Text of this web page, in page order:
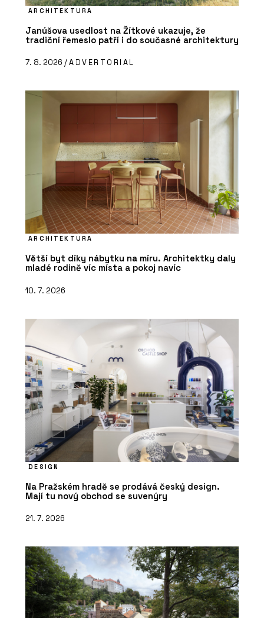
Zvenku moderní a účelná
architektura, uvnitř kvalitní prostory
pro výuku a velkorysé atrium – novou
budovu ekonomické fakulty v Ostravě
brzy zaplní studenti
ARCHITEKTURA
Janúšova usedlost na Žítkové ukazuje, že
tradiční řemeslo patří i do současné architektury
7. 8. 2026 /ADVERTORIAL
ARCHITEKTURA
Větší byt díky nábytku na míru. Architektky daly
mladé rodině víc místa a pokoj navíc
10. 7. 2026
DESIGN
Na Pražském hradě se prodává český design.
Mají tu nový obchod se suvenýry
21. 7. 2026